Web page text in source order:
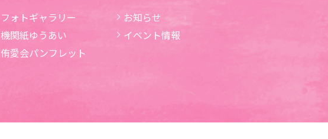
フォトギャラリー
機関紙ゆうあい
侑愛会パンフレット
お知らせ
イベント情報